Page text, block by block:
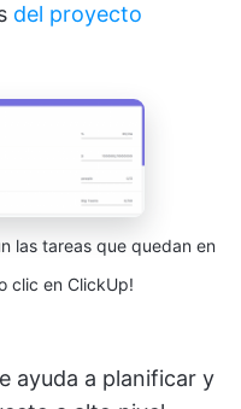
del proyecto
las tareas que quedan en
clic en ClickUp!
ayuda a planificar y